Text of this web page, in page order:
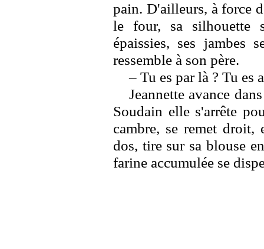
pain. D'ailleurs, à force
le four, sa silhouette
épaissies, ses jambes
ressemble à son père.
– Tu es par là ? Tu es
Jeannette avance
Soudain elle s'arrête
cambre, se remet
dos, tire sur sa blouse
farine accumulée se